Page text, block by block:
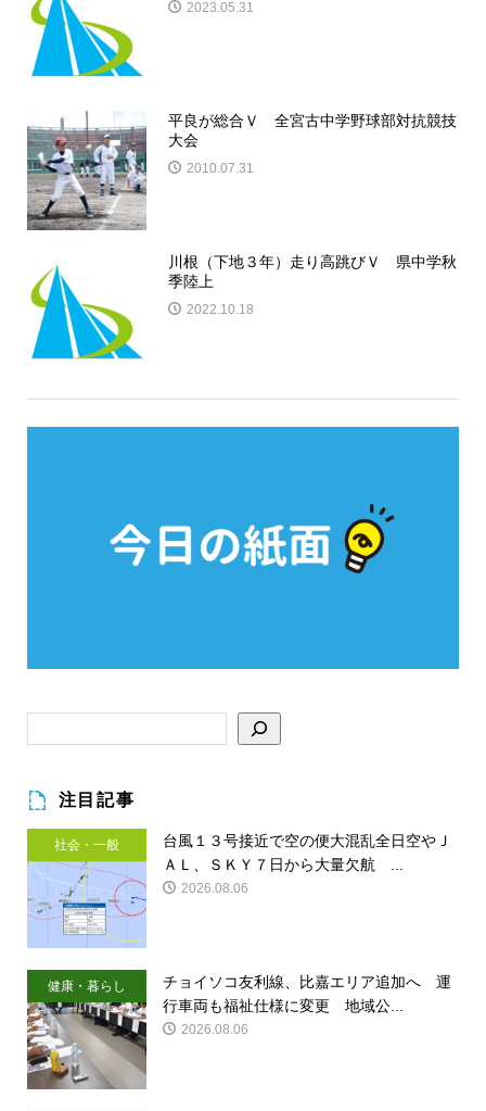
2023.05.31
平良が総合Ｖ 全宮古中学野球部対抗競技
大会
2010.07.31
川根（下地３年）走り高跳びＶ 県中学秋
季陸上
2022.10.18
注目記事
社会・一般
台風１３号接近で空の便大混乱全日空やＪ
ＡＬ、ＳＫＹ７日から大量欠航 ...
2026.08.06
健康・暮らし
チョイソコ友利線、比嘉エリア追加へ 運
行車両も福祉仕様に変更 地域公...
2026.08.06